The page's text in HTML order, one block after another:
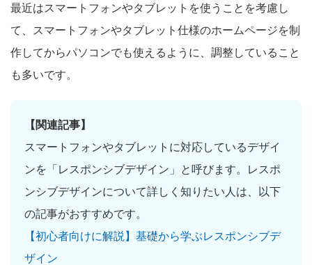
最近はスマートフォンやタブレットを使うことを考慮し
て、スマートフォンやタブレット仕様のホームページを制
作してからパソコンでも使えるように、調整していること
も多いです。
【関連記事】
スマートフォンやタブレットに対応しているデザイ
ンを「レスポンシブデザイン」と呼びます。レスポ
ンシブデザインについて詳しく知りたい人は、以下
の記事がおすすめです。
【初心者向けに解説】基礎から学ぶレスポンシブデ
ザイン